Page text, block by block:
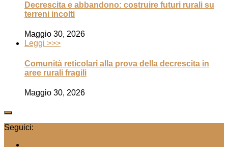
Decrescita e abbandono: costruire futuri rurali su
terreni incolti
Maggio 30, 2026
Leggi >>>
Comunità reticolari alla prova della decrescita in
aree rurali fragili
Maggio 30, 2026
Seguici: